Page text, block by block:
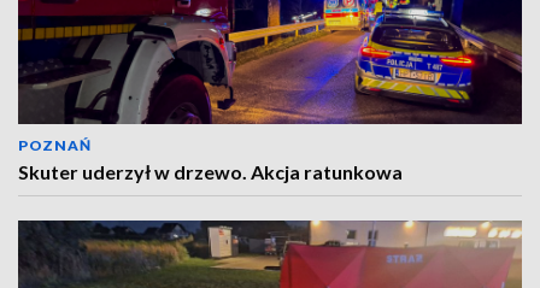
POZNAŃ
Skuter uderzył w drzewo. Akcja ratunkowa